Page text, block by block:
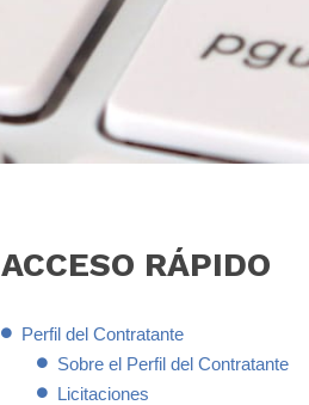
ACCESO RÁPIDO
Perfil del Contratante
Sobre el Perfil del Contratante
Licitaciones